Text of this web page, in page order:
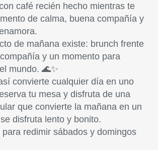
café recién hecho mientras te
de calma, buena compañía y
de mañana existe: brunch frente
y un momento para
mundo. 🌊✨
convierte cualquier día en uno
tu mesa y disfruta de una
que convierte la mañana en un
disfruta lento y bonito.
para redimir sábados y domingos